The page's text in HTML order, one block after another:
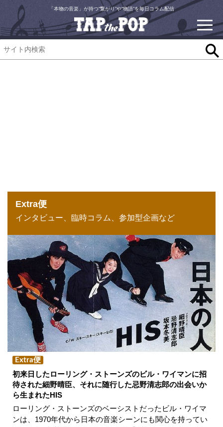
「本物の音楽」が持つ“繋がり”や“物語”を毎日コラム配信
Extra便
インタビュー、臨時コラム、参加型企画など
Extra便
初来日したローリング・ストーンズのビル・ワイマンに招
待された細野晴臣、それに随行した忌野清志郎の出会いか
ら生まれたHIS
ローリング・ストーンズのベーシストだったビル・ワイマ
ンは、1970年代から日本の音楽シーンにも関心を持ってい